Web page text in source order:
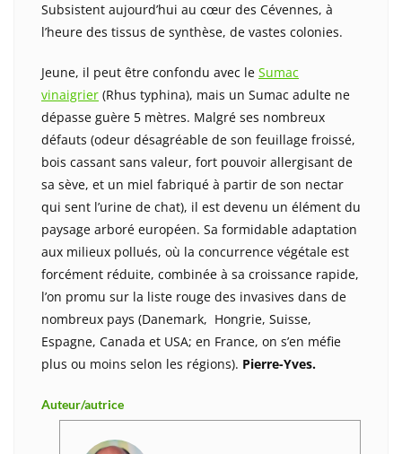
Subsistent aujourd’hui au cœur des Cévennes, à
l’heure des tissus de synthèse, de vastes colonies.
Jeune, il peut être confondu avec le Sumac
vinaigrier (Rhus typhina), mais un Sumac adulte ne
dépasse guère 5 mètres. Malgré ses nombreux
défauts (odeur désagréable de son feuillage froissé,
bois cassant sans valeur, fort pouvoir allergisant de
sa sève, et un miel fabriqué à partir de son nectar
qui sent l’urine de chat), il est devenu un élément du
paysage arboré européen. Sa formidable adaptation
aux milieux pollués, où la concurrence végétale est
forcément réduite, combinée à sa croissance rapide,
l’on promu sur la liste rouge des invasives dans de
nombreux pays (Danemark, Hongrie, Suisse,
Espagne, Canada et USA; en France, on s’en méfie
plus ou moins selon les régions). Pierre-Yves.
Auteur/autrice